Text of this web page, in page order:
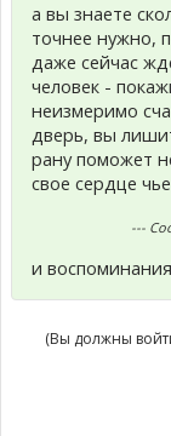
а вы знаете
точнее нужно,
даже сейчас
человек -
неизмеримо
дверь, вы
рану поможет
свое сердце
---
и
(Вы должны